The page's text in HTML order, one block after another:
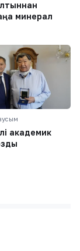
минерал
академик